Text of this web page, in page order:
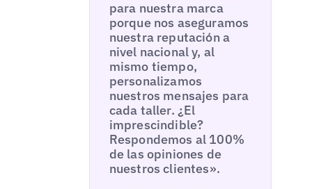
para nuestra marca
porque nos aseguramos
nuestra reputación a
nivel nacional y, al
mismo tiempo,
personalizamos
nuestros mensajes para
cada taller. ¿El
imprescindible?
Respondemos al 100%
de las opiniones de
nuestros clientes».